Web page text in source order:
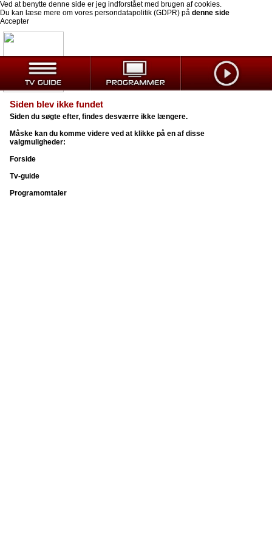
Ved at benytte denne side er jeg indforstået med brugen af cookies.
Du kan læse mere om vores persondatapolitik (GDPR) på denne side
Accepter
Siden blev ikke fundet
Siden du søgte efter, findes desværre ikke længere.
Måske kan du komme videre ved at klikke på en af disse
valgmuligheder:
Forside
Tv-guide
Programomtaler